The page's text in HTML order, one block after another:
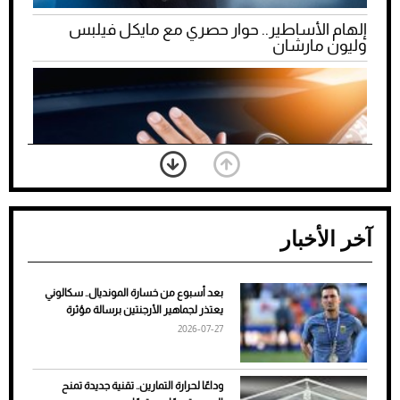
إلهام الأساطير.. حوار حصري مع مايكل فيلبس
وليون مارشان
ضعف تبريد مكيف السيارة عند الوقوف.. أشهر
الأسباب والحلول
آخر الأخبار
بعد أسبوع من خسارة المونديال.. سكالوني
يعتذر لجماهير الأرجنتين برسالة مؤثرة
2026-07-27
وداعًا لحرارة التمارين.. تقنية جديدة تمنح